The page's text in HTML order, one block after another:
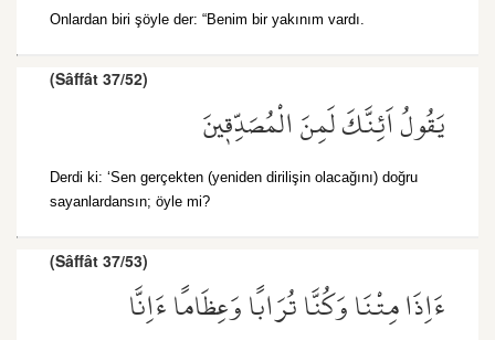
Onlardan biri şöyle der: “Benim bir yakınım vardı.
(Sâffât 37/52)
يَقُولُ اَئِنَّكَ لَمِنَ الْمُصَدِّق۪ينَ
Derdi ki: ‘Sen gerçekten (yeniden dirilişin olacağını) doğru
sayanlardansın; öyle mi?
(Sâffât 37/53)
ءَاِذَا مِتْنَا وَكُنَّا تُرَابًا وَعِظَامًا ءَاِنَّا